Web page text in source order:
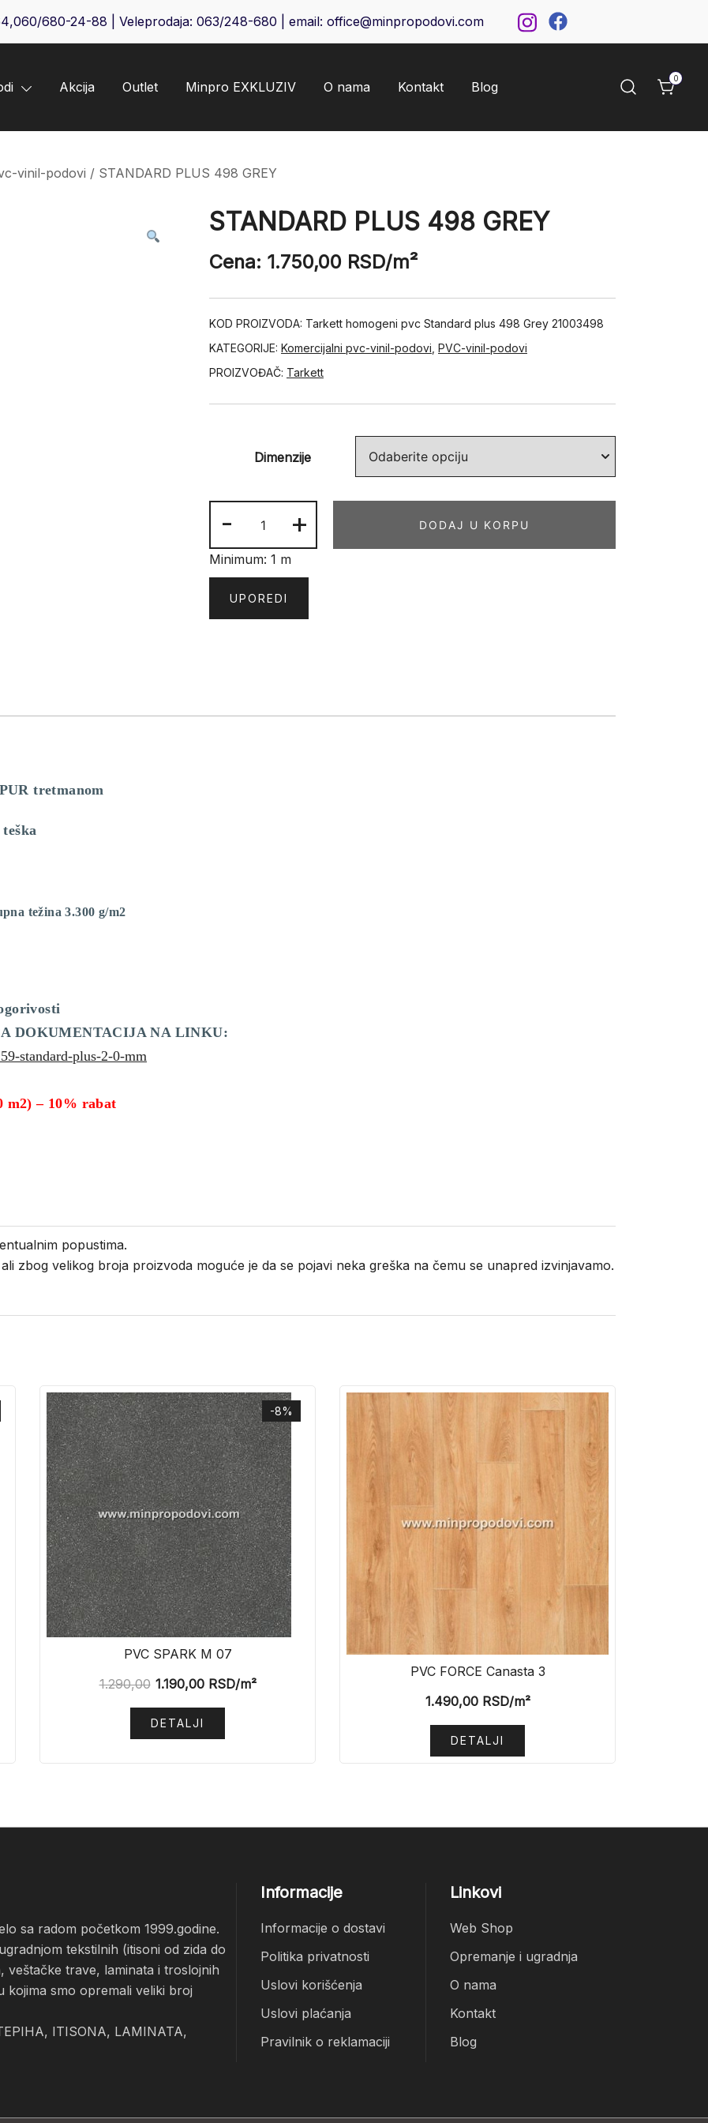
,060/680-24-88 | Veleprodaja: 063/248-680 | email: office@minpropodovi.com
Akcija Outlet Minpro EXKLUZIV O nama Kontakt Blog
0
vinil-podovi / STANDARD PLUS 498 GREY
STANDARD PLUS 498 GREY
Cena: 1.750,00 RSD/m²
KOD PROIZVODA: Tarkett homogeni pvc Standard plus 498 Grey 21003498
KATEGORIJE: Komercijalni pvc-vinil-podovi PVC-vinil-podovi
PROIZVOĐAČ: Tarkett
Dimenzije
-
PLUS
498
GREY
količina
+ DODAJ U KORPU
Minimum: 1 m
UPOREDI
tretmanom
težina 3.300 g/m2
DOKUMENTACIJA NA LINKU:
standard-plus-2-0-mm
m2) – 10% rabat
popustima.
zbog velikog broja proizvoda moguće je da se pojavi neka greška na čemu se unapred izvinjavamo.
-8%
PVC SPARK M 07
1.290,00 1.190,00RSD/m²
DETALJI
PVC FORCE Canasta 3
1.490,00RSD/m²
DETALJI
sa radom početkom 1999.godine.
tekstilnih (itisoni od zida do
veštačke trave, laminata i troslojnih
kojima smo opremali veliki broj
ITISONA, LAMINATA,
Informacije
Informacije o dostavi
Politika privatnosti
Uslovi korišćenja
Uslovi plaćanja
Pravilnik o reklamaciji
Linkovi
Web Shop
Opremanje i ugradnja
O nama
Kontakt
Blog